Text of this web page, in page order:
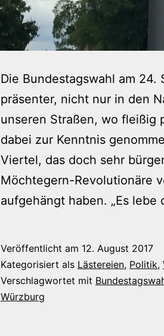
Die Bundestagswahl am 24.
präsenter, nicht nur in den
unseren Straßen, wo fleißig
dabei zur Kenntnis
Viertel, das doch sehr
Möchtegern-Revolutionäre
aufgehängt haben. „Es lebe
Veröffentlicht am 12. August 2017
Kategorisiert als Lästereien, Politik,
Verschlagwortet mit
Würzburg